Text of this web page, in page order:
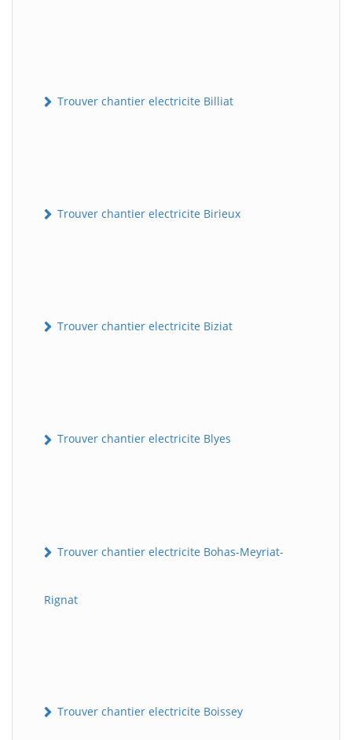
Trouver chantier electricite Billiat
Trouver chantier electricite Birieux
Trouver chantier electricite Biziat
Trouver chantier electricite Blyes
Trouver chantier electricite Bohas-Meyriat-
Rignat
Trouver chantier electricite Boissey